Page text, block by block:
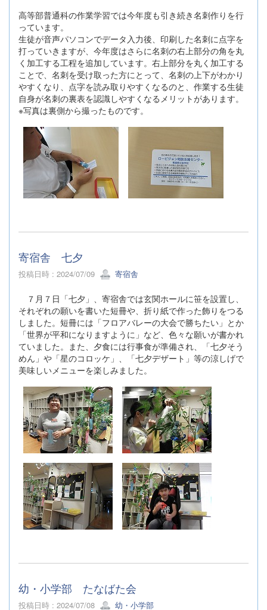
高等部普通科の作業学習では今年度も引き続き名刺作りを行
っています。
生徒が音声パソコンでデータ入力後、印刷した名刺に点字を
打っていきますが、今年度はさらに名刺の右上部分の角を丸
く加工する工程を追加しています。右上部分を丸く加工する
ことで、名刺を受け取った方にとって、名刺の上下がわかり
やすくなり、点字を読み取りやすくなるのと、作業する生徒
自身が名刺の裏表を認識しやすくなるメリットがあります。
※写真は裏側から撮ったものです。
寄宿舎 七夕
投稿日時 : 2024/07/09 寄宿舎
７月７日「七夕」、寄宿舎では玄関ホールに笹を設置し、
それぞれの願いを書いた短冊や、折り紙で作った飾りをつる
しました。短冊には「フロアバレーの大会で勝ちたい」とか
「世界が平和になりますように」など、色々な願いが書かれ
ていました。また、夕食には行事食が準備され、「七夕そう
めん」や「星のコロッケ」、「七夕デザート」等の涼しげで
美味しいメニューを楽しみました。
幼・小学部 たなばた会
投稿日時 : 2024/07/08 幼・小学部